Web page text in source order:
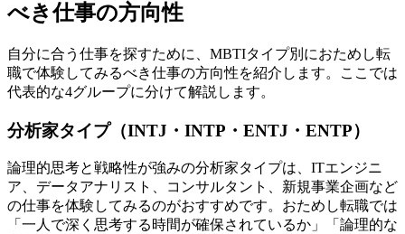
べき仕事の方向性
自分に合う仕事を探すために、MBTIタイプ別におためし転
職で体験してみるべき仕事の方向性を紹介します。ここでは
代表的な4グループに分けて解説します。
分析家タイプ（INTJ・INTP・ENTJ・ENTP）
論理的思考と戦略性が強みの分析家タイプは、ITエンジニ
ア、データアナリスト、コンサルタント、新規事業企画など
の仕事を体験してみるのがおすすめです。おためし転職では
「一人で深く思考する時間が確保されているか」「論理的な